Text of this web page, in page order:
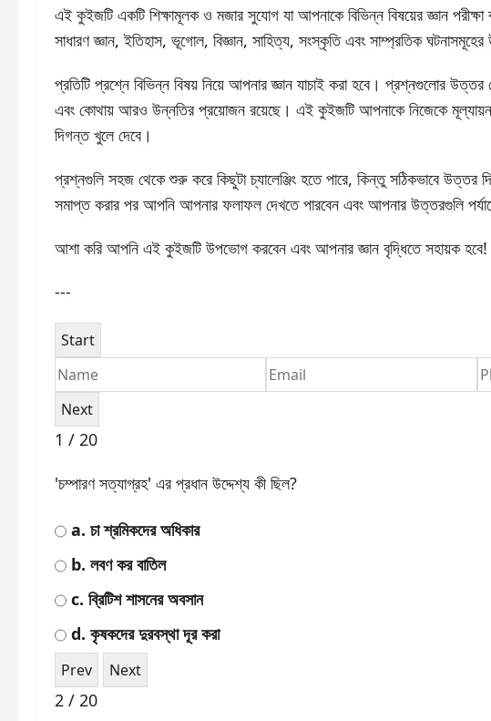
এই কুইজটি একটি শিক্ষামূলক ও মজার সুযোগ যা আপনাকে বিভিন্ন বিষয়ের জ্ঞান
সাধারণ জ্ঞান, ইতিহাস, ভূগোল, বিজ্ঞান, সাহিত্য, সংস্কৃতি এবং সাম্প্রতিক
প্রতিটি প্রশ্নে বিভিন্ন বিষয় নিয়ে আপনার জ্ঞান যাচাই করা হবে। প্রশ্নগুলোর
এবং কোথায় আরও উন্নতির প্রয়োজন রয়েছে। এই কুইজটি আপনাকে নিজেকে মূল্যায়ন
দিগন্ত খুলে দেবে।
প্রশ্নগুলি সহজ থেকে শুরু করে কিছুটা চ্যালেঞ্জিং হতে পারে, কিন্তু সঠিকভাবে
সমাপ্ত করার পর আপনি আপনার ফলাফল দেখতে পারবেন এবং আপনার উত্তরগুলি
আশা করি আপনি এই কুইজটি উপভোগ করবেন এবং আপনার জ্ঞান বৃদ্ধিতে সহায়ক হবে!
---
1 / 20
'চম্পারণ সত্যাগ্রহ' এর প্রধান উদ্দেশ্য কী ছিল?
a. চা শ্রমিকদের অধিকার
b. লবণ কর বাতিল
c. ব্রিটিশ শাসনের অবসান
d. কৃষকদের দুরবস্থা দূর করা
2 / 20